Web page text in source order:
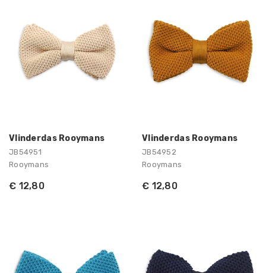
Vlinderdas Rooymans
JB54951
Rooymans
€ 12,80
Vlinderdas Rooymans
JB54952
Rooymans
€ 12,80